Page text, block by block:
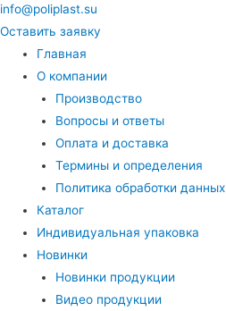
info@poliplast.su
Оставить заявку
Главная
О компании
Производство
Вопросы и ответы
Оплата и доставка
Термины и определения
Политика обработки данных
Каталог
Индивидуальная упаковка
Новинки
Новинки продукции
Видео продукции